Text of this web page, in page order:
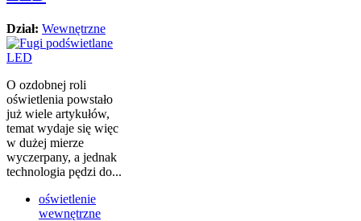
Dział: Wewnętrzne
O ozdobnej roli
oświetlenia powstało
już wiele artykułów,
temat wydaje się więc
w dużej mierze
wyczerpany, a jednak
technologia pędzi do...
oświetlenie
wewnętrzne